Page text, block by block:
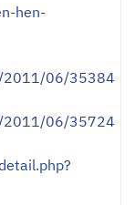
hen-
2011/06/35384
2011/06/35724